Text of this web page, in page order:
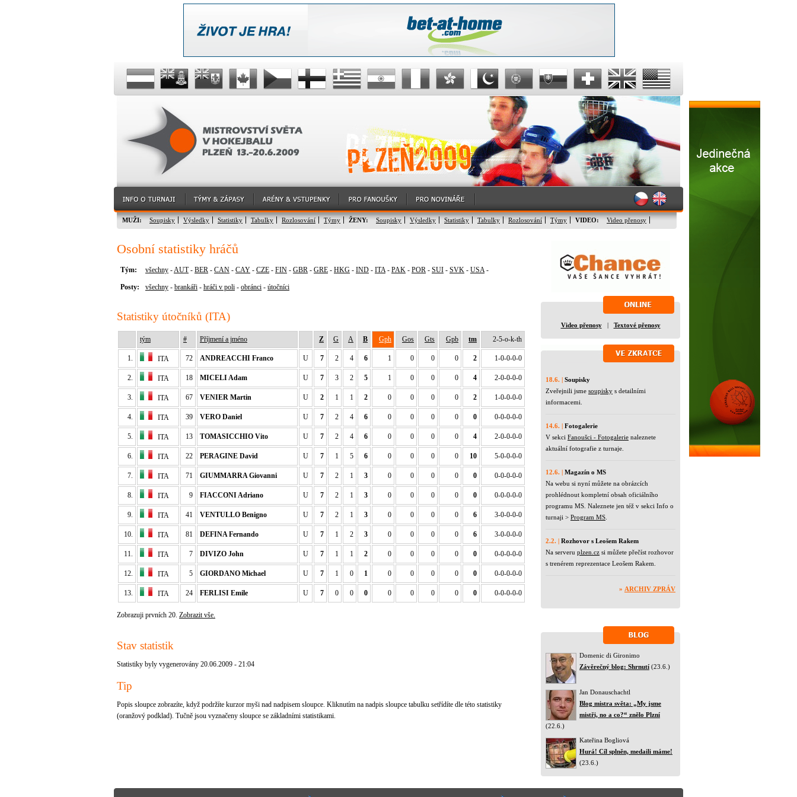
MUŽI: Soupisky Výsledky Statistiky Tabulky Rozlosování Týmy ŽENY: Soupisky Výsledky Statistiky Tabulky Rozlosování Týmy VIDEO: Video přenosy
Osobní statistiky hráčů
Tým: všechny -AUT- BER - CAN - CAY - CZE - FIN - GBR - GRE - HKG - IND - ITA- PAK - POR - SUI - SVK - USA-
Posty: všechny - brankáři - hráči v poli - obránci - útočníci
Statistiky útočníků (ITA)
tým # Příjmení a jméno Z G A B Gph Gos Gts Gpb tm 2-5-o-k-th
1. ITA 72 ANDREACCHI Franco U 7 2 4 6 1 0 0 0 2 1-0-0-0-0
2. ITA 18 MICELI Adam U 7 3 2 5 1 0 0 0 4 2-0-0-0-0
3. ITA 67 VENIER Martin U 2 1 1 2 0 0 0 0 2 1-0-0-0-0
4. ITA 39 VERO Daniel U 7 2 4 6 0 0 0 0 0 0-0-0-0-0
5. ITA 13 TOMASICCHIO Vito U 7 2 4 6 0 0 0 0 4 2-0-0-0-0
6. ITA 22 PERAGINE David U 7 1 5 6 0 0 0 0 10 5-0-0-0-0
7. ITA 71 GIUMMARRA Giovanni U 7 2 1 3 0 0 0 0 0 0-0-0-0-0
8. ITA 9 FIACCONI Adriano U 7 2 1 3 0 0 0 0 0 0-0-0-0-0
9. ITA 41 VENTULLO Benigno U 7 2 1 3 0 0 0 0 6 3-0-0-0-0
10. ITA 81 DEFINA Fernando U 7 1 2 3 0 0 0 0 6 3-0-0-0-0
11. ITA 7 DIVIZO John U 7 1 1 2 0 0 0 0 0 0-0-0-0-0
12. ITA 5 GIORDANO Michael U 7 1 0 1 0 0 0 0 0 0-0-0-0-0
13. ITA 24 FERLISI Emile U 7 0 0 0 0 0 0 0 0 0-0-0-0-0
Zobrazuji prvních 20. Zobrazit vše.
Stav statistik
Statistiky byly vygenerovány 20.06.2009 - 21:04
Tip
Popis sloupce zobrazíte, když podržíte kurzor myši nad nadpisem sloupce. Kliknutím na nadpis sloupce tabulku setřídíte dle této statistiky
(oranžový podklad). Tučně jsou vyznačeny sloupce se základními statistikami.
Video přenosy| Textové přenosy
18.6. | Soupisky
Zveřejnili jsme soupisky s detailními
informacemi.
14.6. | Fotogalerie
V sekci Fanoušci - Fotogalerie naleznete
aktuální fotografie z turnaje.
12.6. | Magazín o MS
Na webu si nyní můžete na obrázcích
prohlédnout kompletní obsah oficiálního
programu MS. Naleznete jen též v sekci Info o
turnaji > Program MS
2.2. | Rozhovor s Leošem Rakem
Na serveru plzen.cz si můžete přečíst rozhovor
s trenérem reprezentace Leošem Rakem.
» ARCHIV ZPRÁV
Domenic di Gironimo
Závěrečný blog: Shrnutí (23.6.)
Jan Donauschachtl
Blog mistra světa: „My jsme
mistři, no a co?“ znělo Plzní
(22.6.)
Kateřina Bogliová
Hurá! Cíl splněn, medaili máme!
(23.6.)